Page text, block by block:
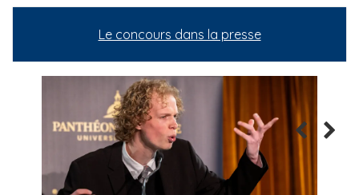
Le concours dans la presse